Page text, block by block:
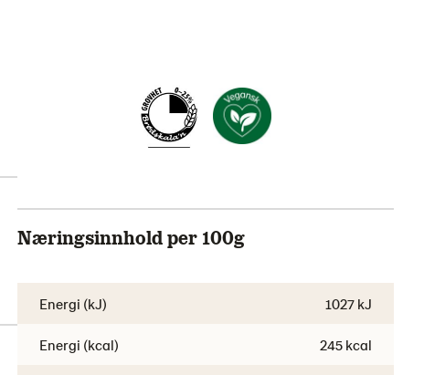
Næringsinnhold per 100g
Energi (kJ) 1027 kJ
Energi (kcal) 245 kcal